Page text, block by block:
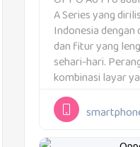
A Series yang
Indonesia
dan fitur yang
sehari-hari.
kombinasi layar
serbaguna,
yang mendukung
Varian dan